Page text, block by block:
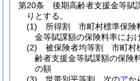
第20条
後期高齢者支援金等賦
りとする。
(1)
所得割 市町村標準保険
金等賦課額の保険料率にお
(2)
被保険者均等割 市町村
齢者支援金等賦課額の保険
の額